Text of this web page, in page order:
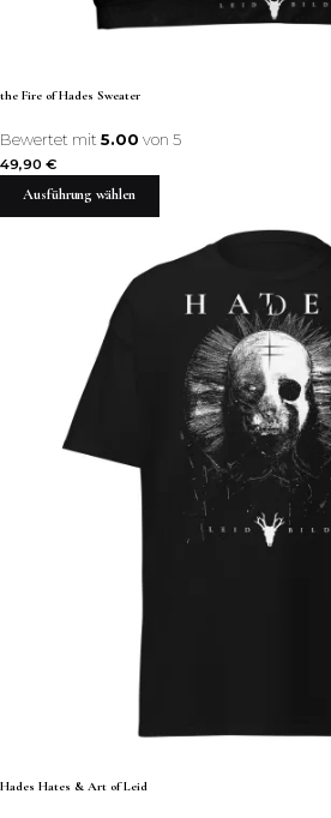
the Fire of Hades Sweater
Bewertet mit 5.00 von 5
49,90 €
Ausführung wählen
Hades Hates & Art of Leid